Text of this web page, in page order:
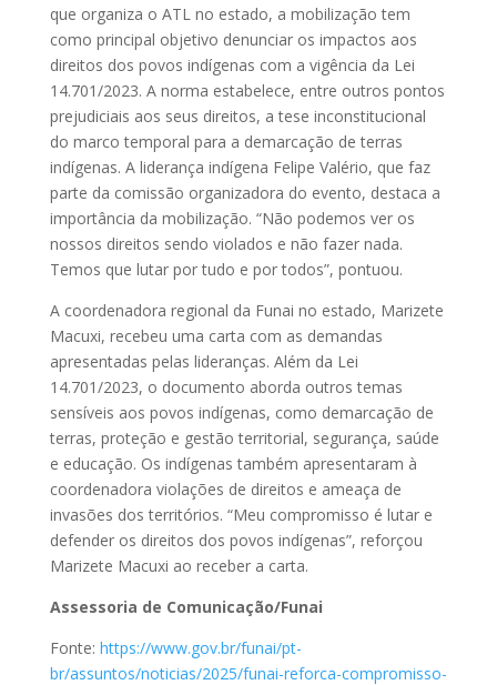
que organiza o ATL no estado, a mobilização tem
como principal objetivo denunciar os impactos aos
direitos dos povos indígenas com a vigência da Lei
14.701/2023. A norma estabelece, entre outros pontos
prejudiciais aos seus direitos, a tese inconstitucional
do marco temporal para a demarcação de terras
indígenas. A liderança indígena Felipe Valério, que faz
parte da comissão organizadora do evento, destaca a
importância da mobilização. “Não podemos ver os
nossos direitos sendo violados e não fazer nada.
Temos que lutar por tudo e por todos”, pontuou.
A coordenadora regional da Funai no estado, Marizete
Macuxi, recebeu uma carta com as demandas
apresentadas pelas lideranças. Além da Lei
14.701/2023, o documento aborda outros temas
sensíveis aos povos indígenas, como demarcação de
terras, proteção e gestão territorial, segurança, saúde
e educação. Os indígenas também apresentaram à
coordenadora violações de direitos e ameaça de
invasões dos territórios. “Meu compromisso é lutar e
defender os direitos dos povos indígenas”, reforçou
Marizete Macuxi ao receber a carta.
Assessoria de Comunicação/Funai
Fonte: https://www.gov.br/funai/pt-
br/assuntos/noticias/2025/funai-reforca-compromisso-